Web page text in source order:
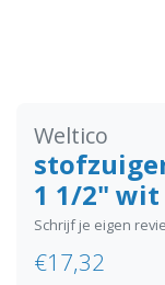
Weltico
1 1/2"
Schrijf je eigen
€17,32